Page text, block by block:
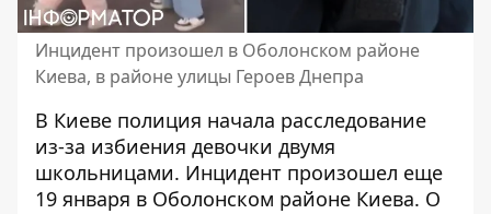
Инцидент произошел в Оболонском районе
Киева, в районе улицы Героев Днепра
В Киеве полиция начала расследование
из-за избиения девочки двумя
школьницами. Инцидент произошел еще
19 января в Оболонском районе Киева. О